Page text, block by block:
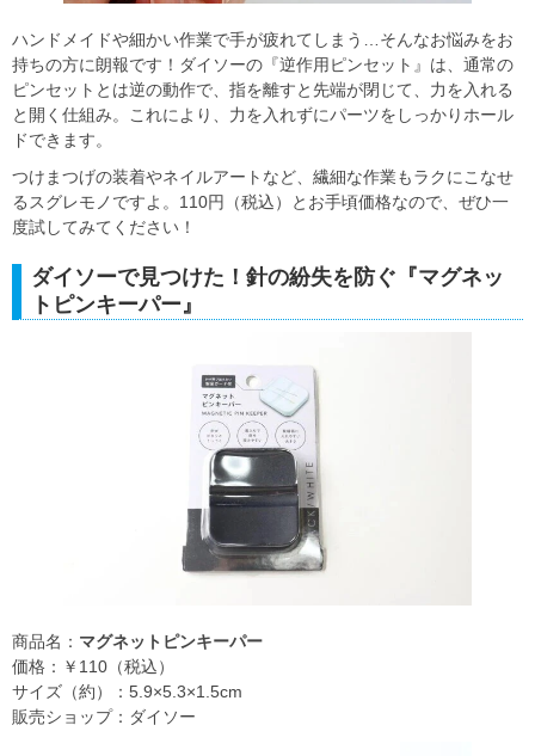
ハンドメイドや細かい作業で手が疲れてしまう…そんなお悩みをお
持ちの方に朗報です！ダイソーの『逆作用ピンセット』は、通常の
ピンセットとは逆の動作で、指を離すと先端が閉じて、力を入れる
と開く仕組み。これにより、力を入れずにパーツをしっかりホール
ドできます。
つけまつげの装着やネイルアートなど、繊細な作業もラクにこなせ
るスグレモノですよ。110円（税込）とお手頃価格なので、ぜひ一
度試してみてください！
ダイソーで見つけた！針の紛失を防ぐ『マグネッ
トピンキーパー』
商品名： マグネットピンキーパー
価格：￥110（税込）
サイズ（約）：5.9×5.3×1.5cm
販売ショップ：ダイソー